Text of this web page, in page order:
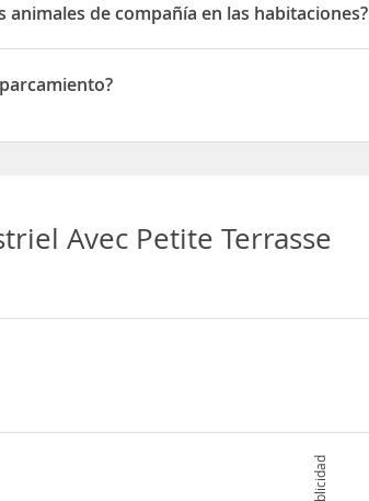
de compañía en las habitaciones?
de compañía en las habitaciones
Avec Petite Terrasse
Publicidad